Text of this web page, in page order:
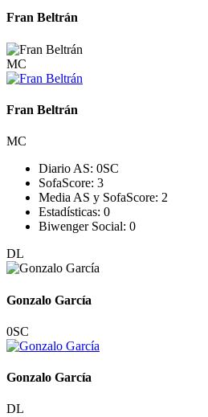
Fran Beltrán
MC
Fran Beltrán
MC
Diario AS: 0SC
SofaScore: 3
Media AS y SofaScore: 2
Estadísticas: 0
Biwenger Social: 0
DL
Gonzalo García
0SC
Gonzalo García
DL